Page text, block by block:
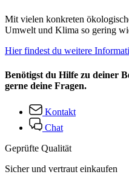
Mit vielen konkreten
Umwelt und Klima so gering
Hier findest du weitere
Benötigst du Hilfe zu deiner
gerne deine Fragen.
Kontakt
Chat
Geprüfte Qualität
Sicher und vertraut einkaufen